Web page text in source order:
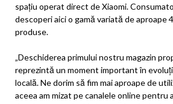
spațiu operat direct de Xiaomi.
descoperi aici o gamă variată de aproape
produse.
„Deschiderea primului nostru magazin
reprezintă un moment important în
locală. Ne dorim să fim mai aproape de
aceea am mizat pe canalele online pentru